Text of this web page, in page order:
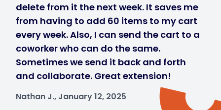
delete from it the next week. It saves me
from having to add 60 items to my cart
every week. Also, I can send the cart to a
coworker who can do the same.
Sometimes we send it back and forth
and collaborate. Great extension!
Nathan J., January 12, 2025